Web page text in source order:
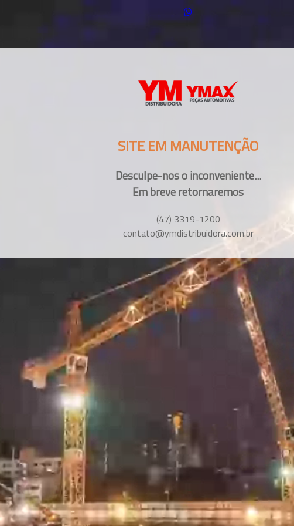
SITE EM MANUTENÇÃO
Desculpe-nos o inconveniente...
Em breve retornaremos
(47) 3319-1200
contato@ymdistribuidora.com.br